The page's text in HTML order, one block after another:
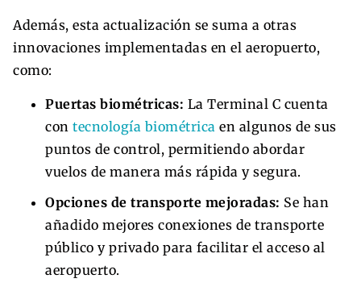
Además, esta actualización se suma a otras
innovaciones implementadas en el aeropuerto,
como:
Puertas biométricas: La Terminal C cuenta
con tecnología biométrica en algunos de sus
puntos de control, permitiendo abordar
vuelos de manera más rápida y segura.
Opciones de transporte mejoradas: Se han
añadido mejores conexiones de transporte
público y privado para facilitar el acceso al
aeropuerto.